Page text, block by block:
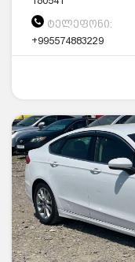
ტელეფონი:
+995574883229